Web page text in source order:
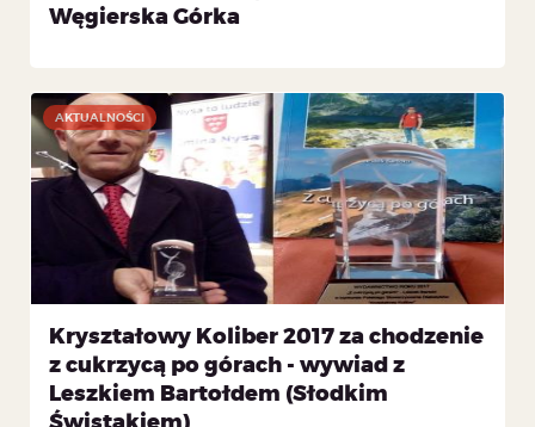
Węgierska Górka
Kryształowy Koliber 2017 za chodzenie
z cukrzycą po górach - wywiad z
Leszkiem Bartołdem (Słodkim
AKTUALNOŚCI